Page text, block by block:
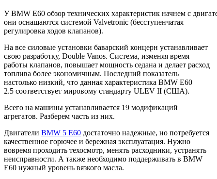
У BMW Е60 обзор технических характеристик начнем с
они оснащаются системой Valvetronic (бесступенчатая
регулировка ходов клапанов).
На все силовые установки баварский концерн устанавливает
свою разработку, Double Vanos. Система, изменяя время
работы клапанов, повышает мощность седана и делает расход
топлива более экономичным. Последний показатель
настолько низкий, что данная характеристика BMW E60
2.5 соответствует мировому стандарту ULEV II (США).
Всего на машины устанавливается 19 модификаций
агрегатов. Разберем часть из них.
Двигатели BMW 5 E60 достаточно надежные, но потребуется
качественное горючее и бережная эксплуатация. Нужно
вовремя проходить техосмотр, менять расходники, устранять
неисправности. А также необходимо поддерживать в BMW
E60 нужный уровень вязкого масла.